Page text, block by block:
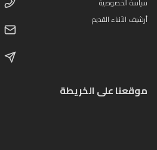
سياسة الخصوصية
أرشيف الأنباء القديم
موقعنا على الخريطة